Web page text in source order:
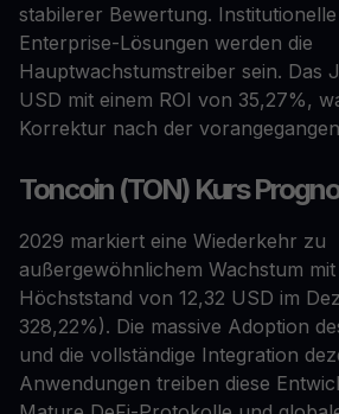
stabilerer Bewertung.
Enterprise-Lösungen werden die
Hauptwachstumstreiber sein. Das
USD mit einem ROI von 35,27%,
Korrektur nach der
Toncoin (TON) Kurs
2029 markiert eine Wiederkehr zu
außergewöhnlichem Wachstum
Höchststand von 12,32 USD im
328,22%). Die massive Adoption
und die vollständige Integration
Anwendungen treiben diese